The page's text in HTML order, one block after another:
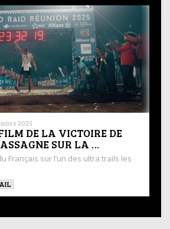
2025
DE LA VICTOIRE DE
SUR LA …
Français sur l’un des ultra trails les